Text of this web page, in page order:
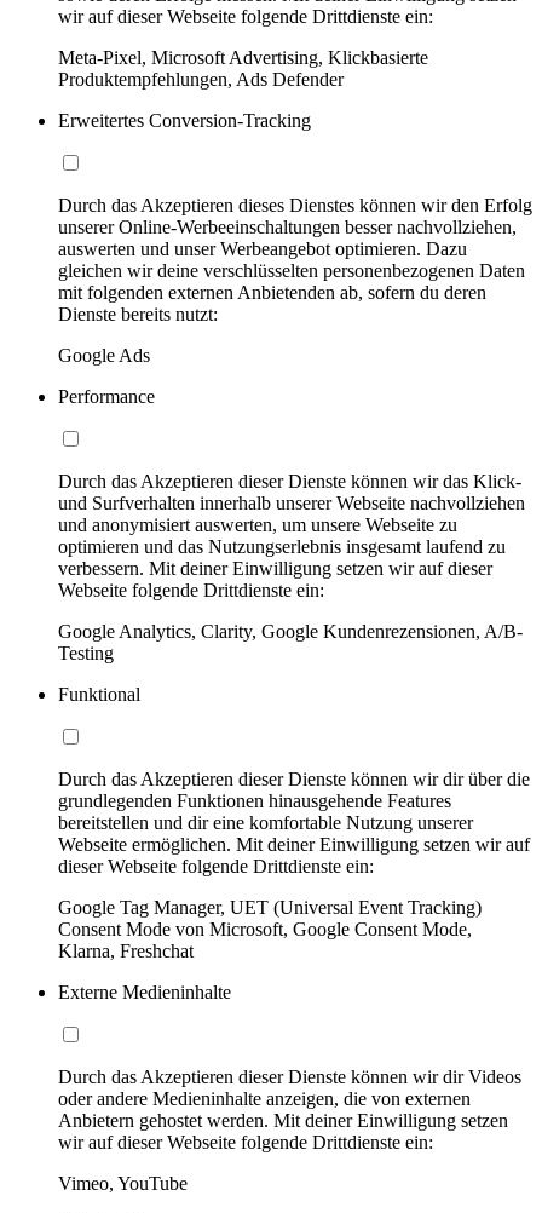
wir auf dieser Webseite folgende Drittdienste ein:
Meta-Pixel, Microsoft Advertising, Klickbasierte
Produktempfehlungen, Ads Defender
Erweitertes Conversion-Tracking
Durch das Akzeptieren dieses Dienstes können wir den Erfolg
unserer Online-Werbeeinschaltungen besser nachvollziehen,
auswerten und unser Werbeangebot optimieren. Dazu
gleichen wir deine verschlüsselten personenbezogenen Daten
mit folgenden externen Anbietenden ab, sofern du deren
Dienste bereits nutzt:
Google Ads
Performance
Durch das Akzeptieren dieser Dienste können wir das Klick-
und Surfverhalten innerhalb unserer Webseite nachvollziehen
und anonymisiert auswerten, um unsere Webseite zu
optimieren und das Nutzungserlebnis insgesamt laufend zu
verbessern. Mit deiner Einwilligung setzen wir auf dieser
Webseite folgende Drittdienste ein:
Google Analytics, Clarity, Google Kundenrezensionen, A/B-
Testing
Funktional
Durch das Akzeptieren dieser Dienste können wir dir über die
grundlegenden Funktionen hinausgehende Features
bereitstellen und dir eine komfortable Nutzung unserer
Webseite ermöglichen. Mit deiner Einwilligung setzen wir auf
dieser Webseite folgende Drittdienste ein:
Google Tag Manager, UET (Universal Event Tracking)
Consent Mode von Microsoft, Google Consent Mode,
Klarna, Freshchat
Externe Medieninhalte
Durch das Akzeptieren dieser Dienste können wir dir Videos
oder andere Medieninhalte anzeigen, die von externen
Anbietern gehostet werden. Mit deiner Einwilligung setzen
wir auf dieser Webseite folgende Drittdienste ein:
Vimeo, YouTube